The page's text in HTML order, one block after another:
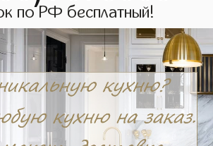
по РФ бесплатный!